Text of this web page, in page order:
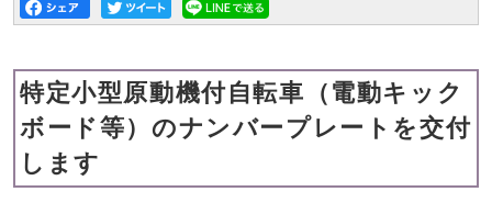
特定小型原動機付自転車（電動キック
ボード等）のナンバープレートを交付
します